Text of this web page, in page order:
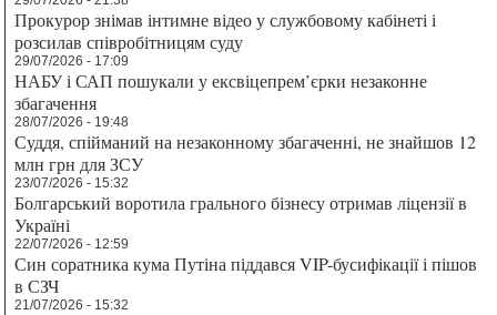
Прокурор знімав інтимне відео у службовому кабінеті і
розсилав співробітницям суду
29/07/2026 - 17:09
НАБУ і САП пошукали у ексвіцепрем’єрки незаконне
збагачення
28/07/2026 - 19:48
Суддя, спійманий на незаконному збагаченні, не знайшов 12
млн грн для ЗСУ
23/07/2026 - 15:32
Болгарський воротила грального бізнесу отримав ліцензії в
Україні
22/07/2026 - 12:59
Син соратника кума Путіна піддався VIP-бусифікації і пішов
в СЗЧ
21/07/2026 - 15:32